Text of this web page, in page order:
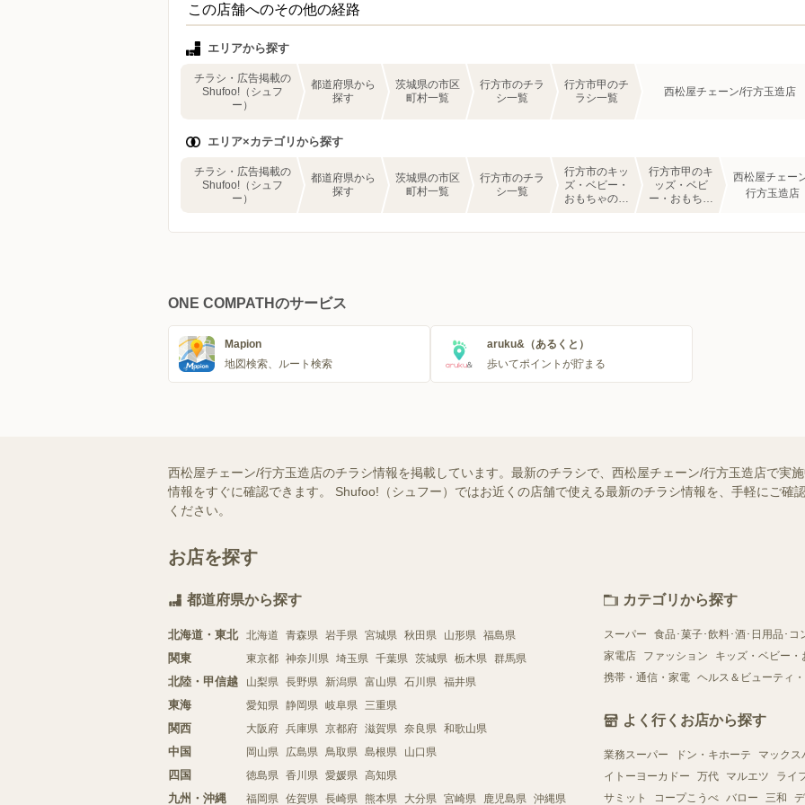
この店舗へのその他の経路
エリアから探す
チラシ・広告掲載の
Shufoo!（シュフ
ー）
都道府県から
探す
茨城県の市区
町村一覧
行方市のチラ
シ一覧
行方市甲のチ
ラシ一覧
西松屋チェーン/行方玉造店
エリア×カテゴリから探す
チラシ・広告掲載の
Shufoo!（シュフ
ー）
都道府県から
探す
茨城県の市区
町村一覧
行方市のチラ
シ一覧
行方市のキッ
ズ・ベビー・
おもちゃのチ
行方市甲のキ
ッズ・ベビ
ー・おもちゃ
西松屋チェー
行方玉造店
ONE COMPATHのサービス
Mapion
地図検索、ルート検索
aruku&（あるくと）
歩いてポイントが貯まる
西松屋チェーン/行方玉造店のチラシ情報を掲載しています。最新のチラシで、西松屋チェーン/行方玉造店で実
情報をすぐに確認できます。 Shufoo!（シュフー）ではお近くの店舗で使える最新のチラシ情報を、手軽にご確
ください。
お店を探す
都道府県から探す
北海道・東北 北海道 青森県 岩手県 宮城県 秋田県 山形県 福島県
関東 東京都 神奈川県 埼玉県 千葉県 茨城県 栃木県 群馬県
北陸・甲信越 山梨県 長野県 新潟県 富山県 石川県 福井県
東海 愛知県 静岡県 岐阜県 三重県
関西 大阪府 兵庫県 京都府 滋賀県 奈良県 和歌山県
中国 岡山県 広島県 鳥取県 島根県 山口県
四国 徳島県 香川県 愛媛県 高知県
九州・沖縄 福岡県 佐賀県 長崎県 熊本県 大分県 宮崎県 鹿児島県 沖縄県
カテゴリから探す
スーパー
食品･菓子･飲料･酒･日用品･コ
家電店
ファッション
キッズ・ベビー・
携帯・通信・家電 ヘルス＆ビューティ
よく行くお店から探す
業務スーパー ドン・キホーテ
マックス
イトーヨーカドー
万代 マルエツ
ライ
サミット
コープこうべ バロー 三和